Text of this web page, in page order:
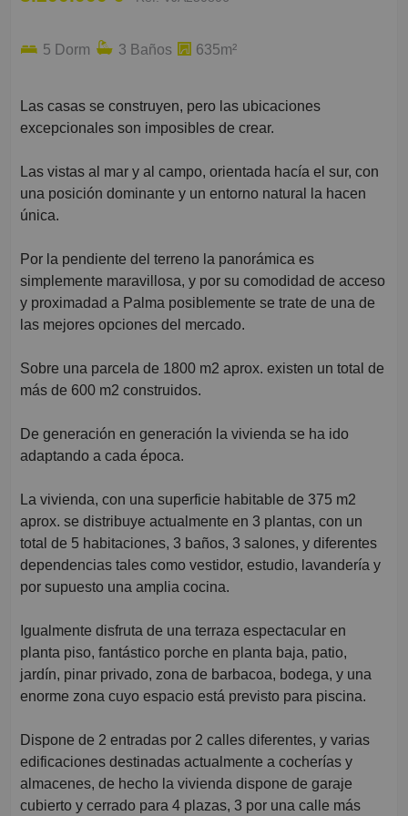
5 Dorm 3 Baños 635m²
Las casas se construyen, pero las ubicaciones
excepcionales son imposibles de crear.
Las vistas al mar y al campo, orientada hacía el sur, con
una posición dominante y un entorno natural la hacen
única.
Por la pendiente del terreno la panorámica es
simplemente maravillosa, y por su comodidad de acceso
y proximadad a Palma posiblemente se trate de una de
las mejores opciones del mercado.
Sobre una parcela de 1800 m2 aprox. existen un total de
más de 600 m2 construidos.
De generación en generación la vivienda se ha ido
adaptando a cada época.
La vivienda, con una superficie habitable de 375 m2
aprox. se distribuye actualmente en 3 plantas, con un
total de 5 habitaciones, 3 baños, 3 salones, y diferentes
dependencias tales como vestidor, estudio, lavandería y
por supuesto una amplia cocina.
Igualmente disfruta de una terraza espectacular en
planta piso, fantástico porche en planta baja, patio,
jardín, pinar privado, zona de barbacoa, bodega, y una
enorme zona cuyo espacio está previsto para piscina.
Dispone de 2 entradas por 2 calles diferentes, y varias
edificaciones destinadas actualmente a cocherías y
almacenes, de hecho la vivienda dispone de garaje
cubierto y cerrado para 4 plazas, 3 por una calle más